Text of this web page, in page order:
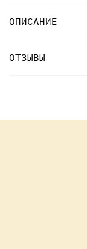
ОПИСАНИЕ
ОТЗЫВЫ